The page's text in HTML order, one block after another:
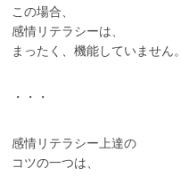
この場合、
感情リテラシーは、
まったく、機能していません。
・・・
感情リテラシー上達の
コツの一つは、